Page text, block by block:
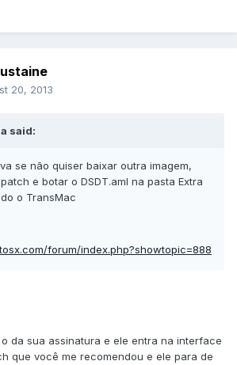
20, 2013
said:
se não quiser baixar outra imagem,
e botar o DSDT.aml na pasta Extra
o TransMac
forum/index.php?showtopic=888
da sua assinatura e ele entra na interface
que você me recomendou e ele para de